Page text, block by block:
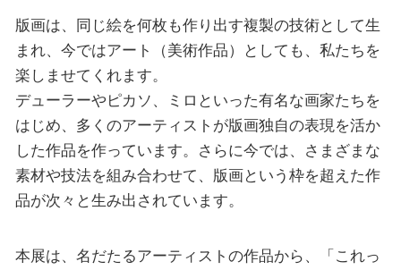
版画は、同じ絵を何枚も作り出す複製の技術として生
まれ、今ではアート（美術作品）としても、私たちを
楽しませてくれます。
デューラーやピカソ、ミロといった有名な画家たちを
はじめ、多くのアーティストが版画独自の表現を活か
した作品を作っています。さらに今では、さまざまな
素材や技法を組み合わせて、版画という枠を超えた作
品が次々と生み出されています。
本展は、名だたるアーティストの作品から、「これっ